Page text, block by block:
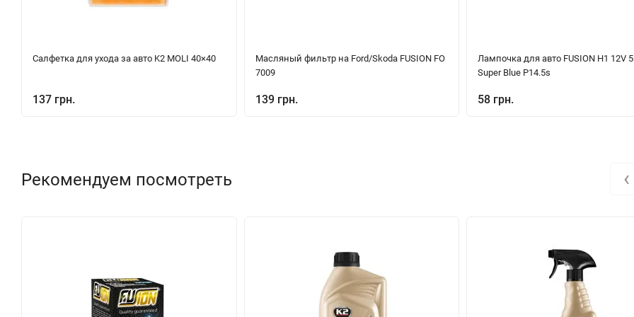
Салфетка для ухода за авто K2 MOLI 40×40
137 грн.
Масляный фильтр на Ford/Skoda FUSION FO
7009
139 грн.
Лампочка для авто FUSION H1 12V
Super Blue P14.5s
58 грн.
Рекомендуем посмотреть ‹